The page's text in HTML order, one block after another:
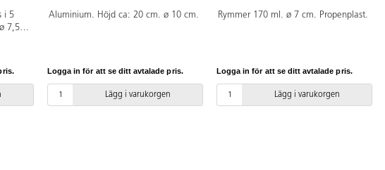
i 5
7,5
Aluminium. Höjd ca: 20 cm. ø 10 cm.
Logga in för att se ditt avtalade pris.
Lägg i varukorgen
Rymmer 170 ml. ø 7 cm. Propenplast.
Logga in för att se ditt avtalade pris.
Lägg i varukorgen